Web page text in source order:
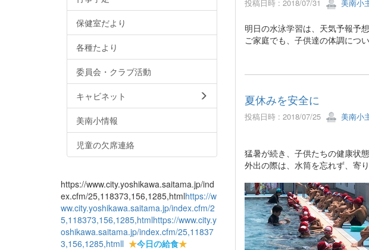
投稿日時 : 2018/07/31 美南小
明日の水泳学習は、天気予報予
ご家庭でも、子供達の体調につ
夏休みを安全に
投稿日時 : 2018/07/25 美南小
猛暑が続き、子供たちの健康状
外出の際は、水筒を忘れず、寄
保健室だより
各種たより
委員会・クラブ活動
キャビネット
美南小情報
児童の欠席連絡
https://www.city.yoshikawa.saitama.jp/ind
ex.cfm/25,118373,156,1285,htmlhttps://w
ww.city.yoshikawa.saitama.jp/index.cfm/2
5,118373,156,1285,htmlhttps://www.city.y
oshikawa.saitama.jp/index.cfm/25,11837
3,156,1285,htmll ★今日の給食★